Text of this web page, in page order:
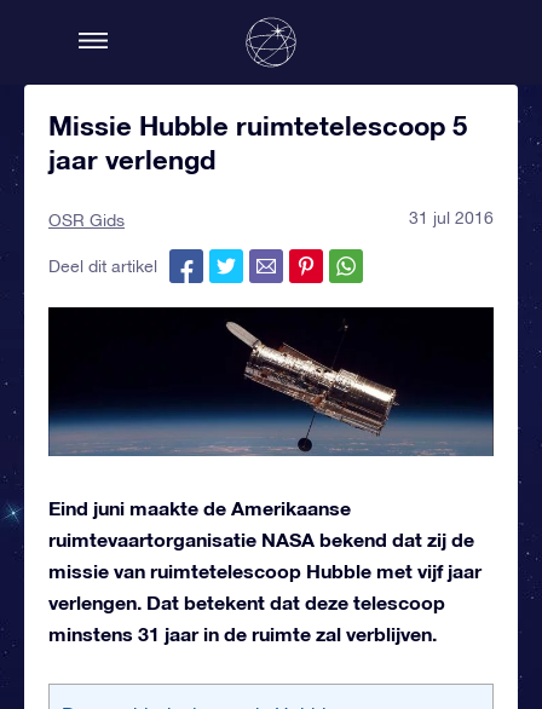
Missie Hubble ruimtetelescoop 5
jaar verlengd
OSR Gids 31 jul 2016
Deel dit artikel
Eind juni maakte de Amerikaanse
ruimtevaartorganisatie NASA bekend dat zij de
missie van ruimtetelescoop Hubble met vijf jaar
verlengen. Dat betekent dat deze telescoop
minstens 31 jaar in de ruimte zal verblijven.